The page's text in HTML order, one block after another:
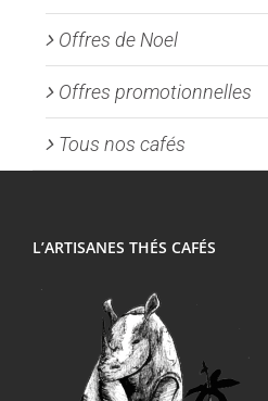
Offres de Noel
Offres promotionnelles
Tous nos cafés
L’ARTISANES THÉS CAFÉS